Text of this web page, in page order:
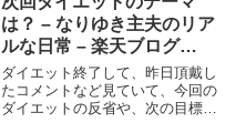
は？ – なりゆき主夫のリア
ルな日常 – 楽天ブログ
（Blog）
ダイエット終了して、昨日頂戴し
たコメントなど見ていて、今回の
ダイエットの反省や、次の目標な